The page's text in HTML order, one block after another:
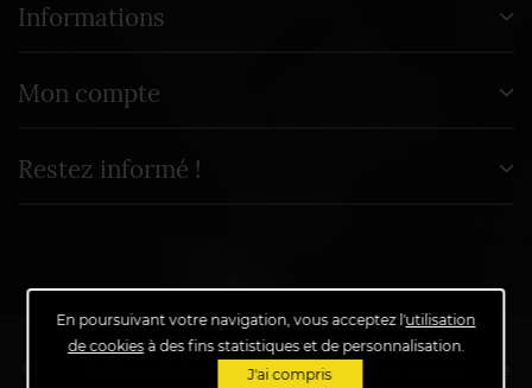
En poursuivant votre navigation, vous acceptez l'utilisation
de cookiesà des fins statistiques et de personnalisation.
J'ai compris
Informations
Mon compte
Restez informé !
Propulsé parPrestaShop